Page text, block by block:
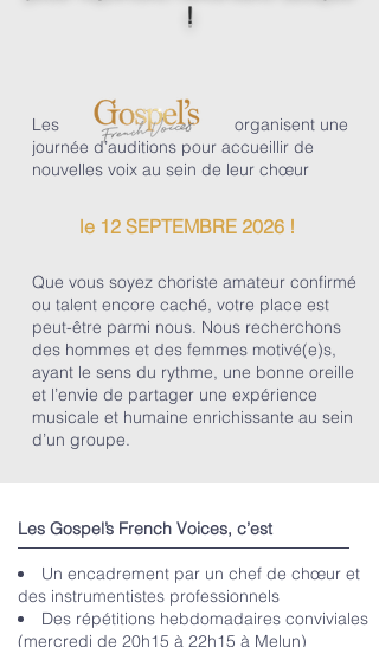
!
Les
organisent une
journée d’auditions pour accueillir de
nouvelles voix au sein de leur chœur
Que vous soyez choriste amateur confirmé
ou talent encore caché, votre place est
peut-être parmi nous. Nous recherchons
des hommes et des femmes motivé(e)s,
ayant le sens du rythme, une bonne oreille
et l’envie de partager une expérience
musicale et humaine enrichissante au sein
d’un groupe.
le 12 SEPTEMBRE 2026 !
Les Gospel’s French Voices, c’est
Un encadrement par un chef de chœur et
des instrumentistes professionnels
Des répétitions hebdomadaires conviviales
(mercredi de 20h15 à 22h15 à Melun)